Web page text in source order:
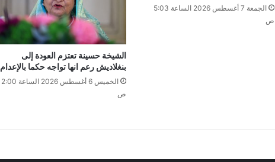
الجمعة 7 أغسطس 2026 الساعة 5:03
ص
الشيخة حسينة تعتزم العودة إلى
بنغلاديش رعم انها تواجه حكما بالإعدام
الخميس 6 أغسطس 2026 الساعة 2:00
ص